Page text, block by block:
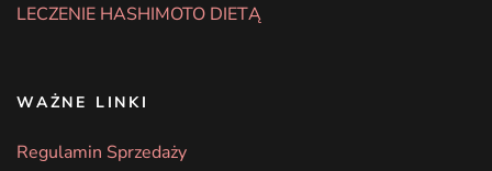
LECZENIE HASHIMOTO DIETĄ
WAŻNE LINKI
Regulamin Sprzedaży